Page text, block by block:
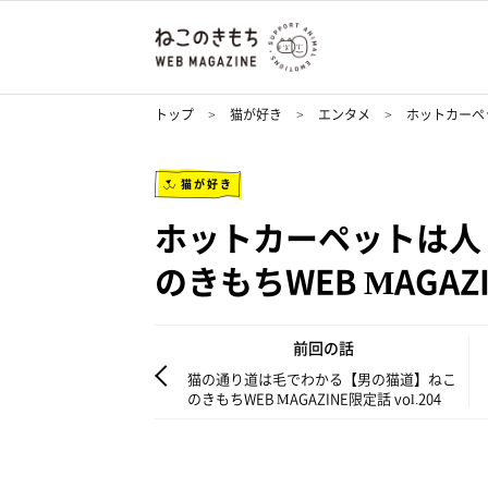
トップ 猫が好き エンタメ ホットカー
猫が好き
ホットカーペットは
のきもちWEB
前回の話
猫の通り道は毛でわかる【男の猫道】ねこ
のきもちWEB MAGAZINE限定話 vol.204